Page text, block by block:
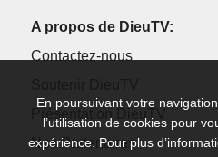
A propos de DieuTV:
Contactez-nous
Présentation DieuTV
Nos Partenaires
En poursuivant votre
l’utilisation de cookies pour
expérience. Pour plus